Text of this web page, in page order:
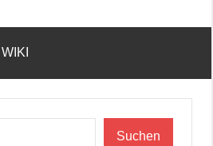
Suchen